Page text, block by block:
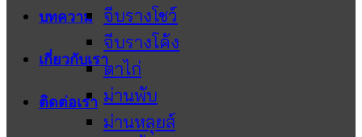
บทความ
เกี่ยวกับเรา
ติดต่อเรา
จีบรางโชว์
จีบรางโค้ง
ตาไก่
ม่านพับ
ม่านหลุยส์